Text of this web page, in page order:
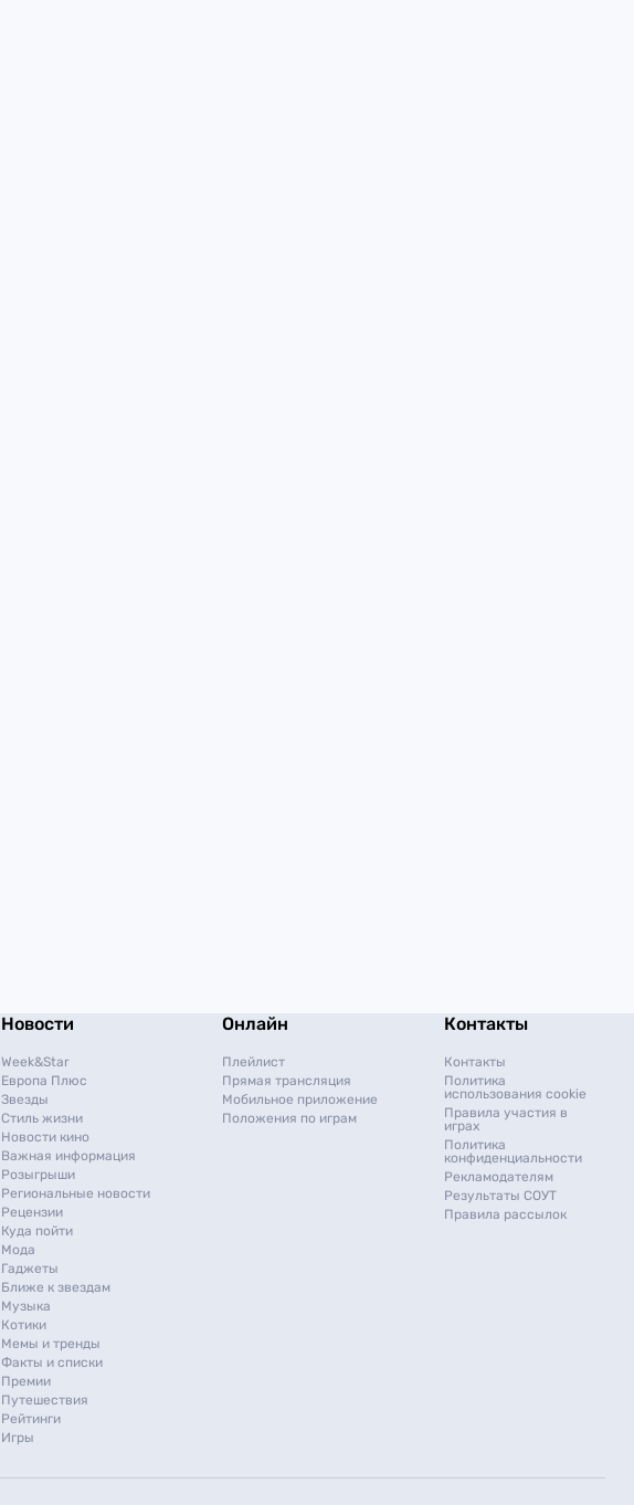
Новости
Week&Star
Европа Плюс
Звезды
Стиль жизни
Новости кино
Важная информация
Розыгрыши
Региональные новости
Рецензии
Куда пойти
Мода
Гаджеты
Ближе к звездам
Музыка
Котики
Мемы и тренды
Факты и списки
Премии
Путешествия
Рейтинги
Игры
Онлайн
Плейлист
Прямая трансляция
Мобильное приложение
Положения по играм
Контакты
Контакты
Политика
использования cookie
Правила участия в
играх
Политика
конфиденциальности
Рекламодателям
Результаты СОУТ
Правила рассылок